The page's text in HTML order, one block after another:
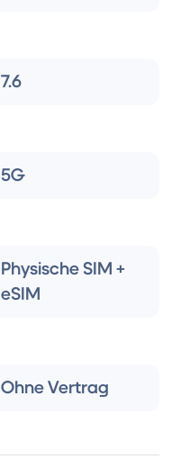
7.6
5G
Physische SIM +
eSIM
Ohne Vertrag